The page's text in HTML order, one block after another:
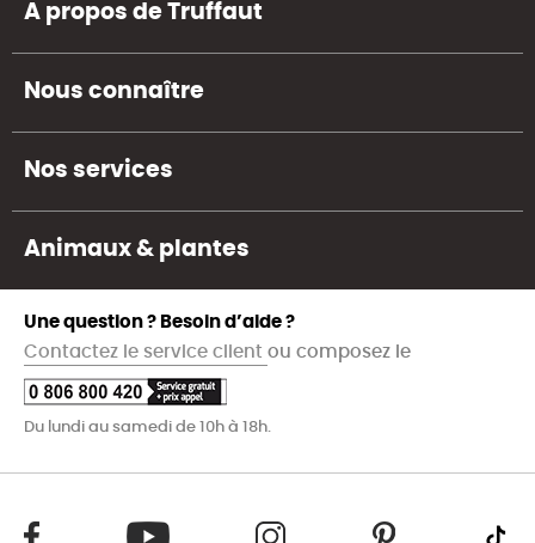
A propos de Truffaut
Nous connaître
Nos services
Animaux & plantes
Une question ? Besoin d’aide ?
Contactez le service client ou composez le
Du lundi au samedi de 10h à 18h.